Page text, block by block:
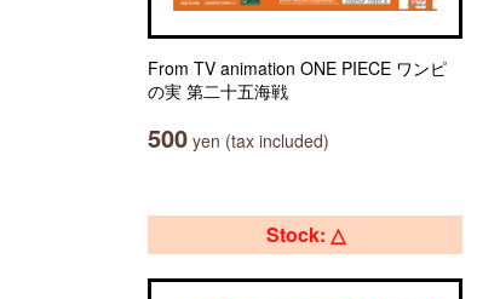
From TV animation ONE PIECE ワンピ
の実 第二十五海戦
500 yen (tax included)
Stock: △